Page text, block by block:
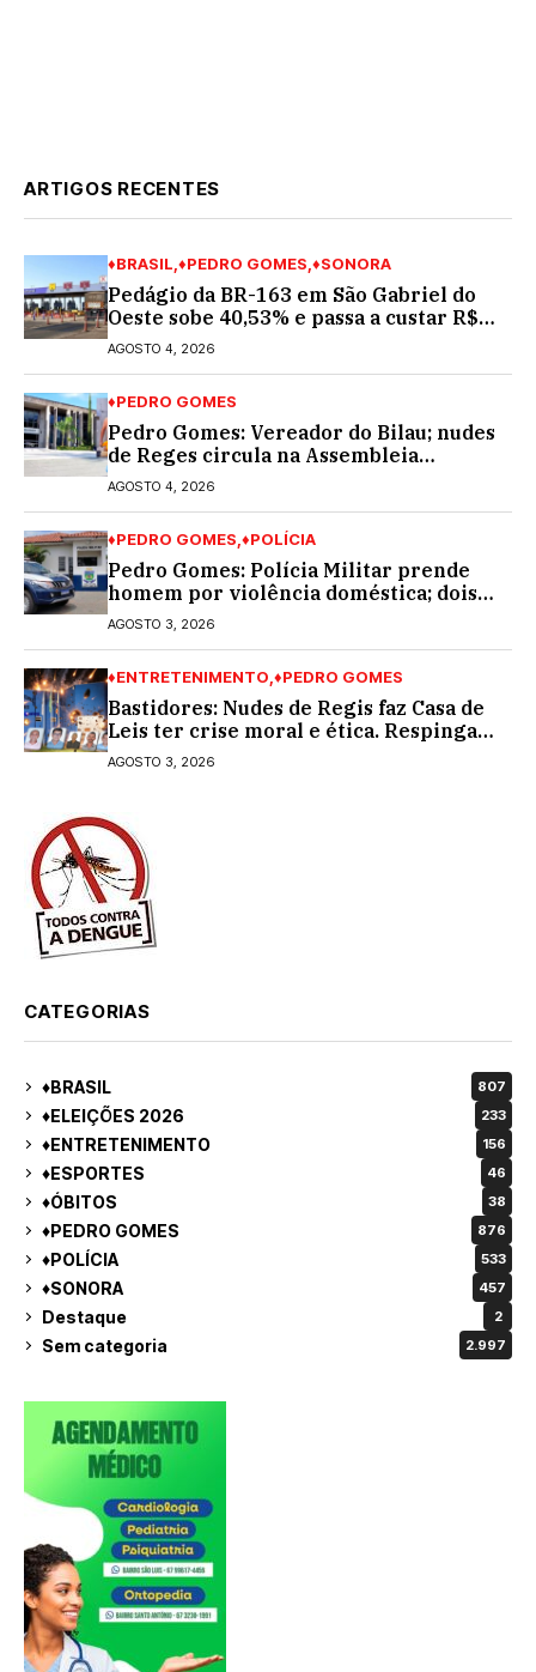
ARTIGOS RECENTES
♦BRASIL ♦PEDRO GOMES ♦SONORA
Pedágio da BR-163 em São Gabriel do
Oeste sobe 40,53% e passa a custar R$
10,70 a partir desta quarta-feira
AGOSTO 4, 2026
♦PEDRO GOMES
Pedro Gomes: Vereador do Bilau; nudes
de Reges circula na Assembleia
Legislativa de MS e também na
governadoria
AGOSTO 4, 2026
♦PEDRO GOMES ♦POLÍCIA
Pedro Gomes: Polícia Militar prende
homem por violência doméstica; dois
socos na cara dela
AGOSTO 3, 2026
♦ENTRETENIMENTO ♦PEDRO GOMES
Bastidores: Nudes de Regis faz Casa de
Leis ter crise moral e ética. Respinga
em todos os vereadores e decredibiliza
vereança
AGOSTO 3, 2026
CATEGORIAS
♦BRASIL 807
♦ELEIÇÕES 2026 233
♦ENTRETENIMENTO 156
♦ESPORTES 46
♦ÓBITOS 38
♦PEDRO GOMES 876
♦POLÍCIA 533
♦SONORA 457
Destaque 2
Sem categoria 2.997